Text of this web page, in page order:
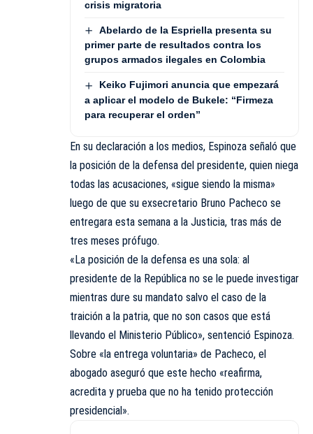
crisis migratoria
Abelardo de la Espriella presenta su
primer parte de resultados contra los
grupos armados ilegales en Colombia
Keiko Fujimori anuncia que empezará
a aplicar el modelo de Bukele: “Firmeza
para recuperar el orden”
En su declaración a los medios, Espinoza señaló que
la posición de la defensa del presidente, quien niega
todas las acusaciones, «sigue siendo la misma»
luego de que su exsecretario Bruno Pacheco se
entregara esta semana a la Justicia, tras más de
tres meses prófugo.
«La posición de la defensa es una sola: al
presidente de la República no se le puede investigar
mientras dure su mandato salvo el caso de la
traición a la patria, que no son casos que está
llevando el Ministerio Público», sentenció Espinoza.
Sobre «la entrega voluntaria» de Pacheco, el
abogado aseguró que este hecho «reafirma,
acredita y prueba que no ha tenido protección
presidencial».